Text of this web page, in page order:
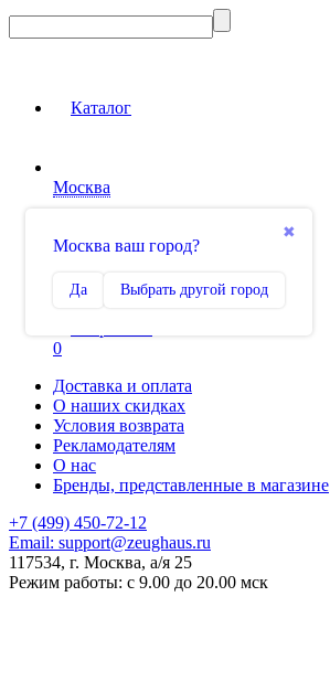
Каталог
Москва
✖
Москва ваш город?
Да Выбрать другой город
Сравнение
0
Доставка и оплата
О наших скидках
Условия возврата
Рекламодателям
О нас
Бренды, представленные в магазине
+7 (499) 450-72-12
Email: support@zeughaus.ru
117534, г. Москва, а/я 25
Режим работы: с 9.00 до 20.00 мск